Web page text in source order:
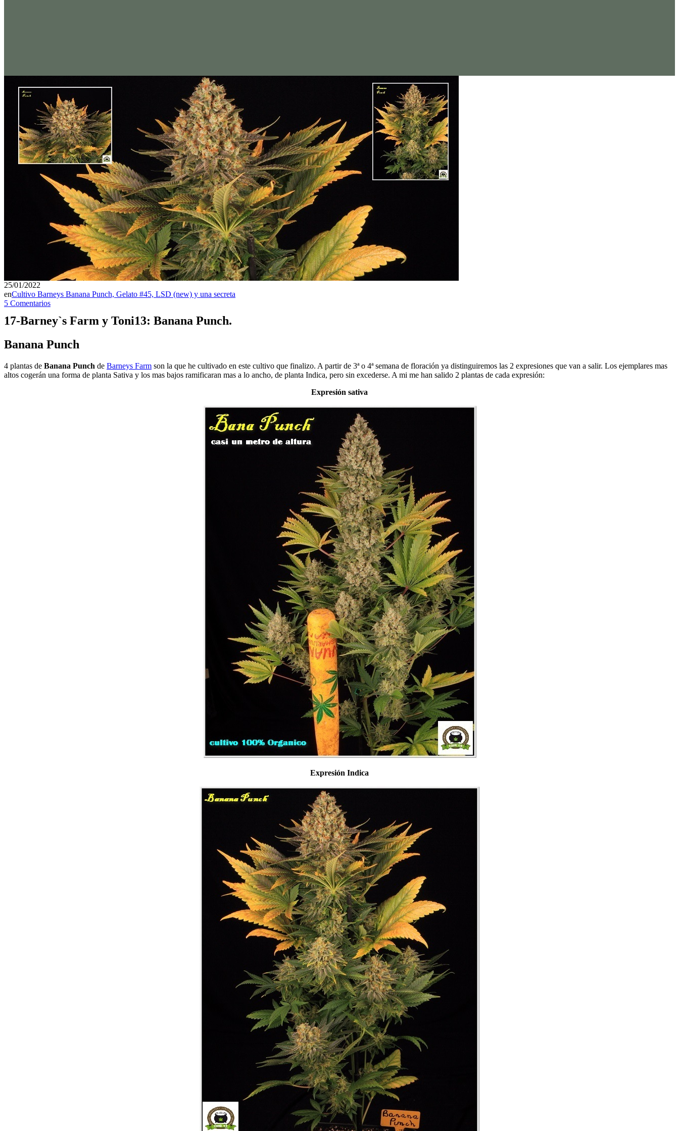
25/01/2022
enCultivo Barneys Banana Punch, Gelato #45, LSD (new) y una secreta
5 Comentarios
17-Barney`s Farm y Toni13: Banana Punch.
Banana Punch
4 plantas de Banana Punch de Barneys Farm son la que he cultivado en este cultivo que finalizo. A partir de 3ª o 4ª semana de floración ya distinguiremos las 2 expresiones que van a salir. Los ejemplares mas
altos cogerán una forma de planta Sativa y los mas bajos ramificaran mas a lo ancho, de planta Indica, pero sin excederse. A mi me han salido 2 plantas de cada expresión:
Expresión sativa
Expresión Indica